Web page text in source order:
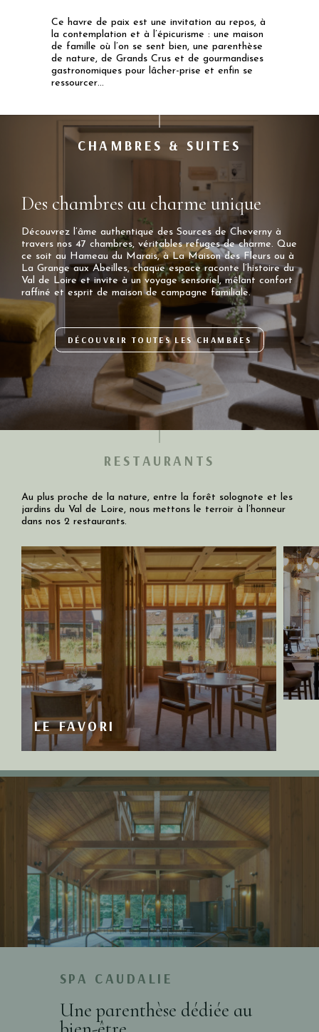
Ce havre de paix est une invitation au repos, à
la contemplation et à l’épicurisme : une maison
de famille où l’on se sent bien, une parenthèse
de nature, de Grands Crus et de gourmandises
gastronomiques pour lâcher-prise et enfin se
ressourcer…
CHAMBRES & SUITES
Des chambres au charme unique
Découvrez l’âme authentique des Sources de Cheverny à
travers nos 47 chambres, véritables refuges de charme. Que
ce soit au Hameau du Marais, à La Maison des Fleurs ou à
La Grange aux Abeilles, chaque espace raconte l’histoire du
Val de Loire et invite à un voyage sensoriel, mêlant confort
raffiné et esprit de maison de campagne familiale.
DÉCOUVRIR TOUTES LES CHAMBRES
RESTAURANTS
Au plus proche de la nature, entre la forêt solognote et les
jardins du Val de Loire, nous mettons le terroir à l’honneur
dans nos 2 restaurants.
LE FAVORI
SPA CAUDALIE
Une parenthèse dédiée au